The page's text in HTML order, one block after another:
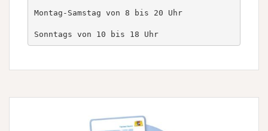
Montag-Samstag von 8 bis 20 Uhr
Sonntags von 10 bis 18 Uhr